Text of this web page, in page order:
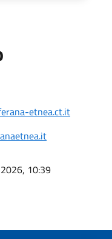
etnea.ct.it
10:39